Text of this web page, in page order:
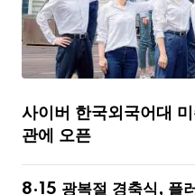
사이버 한국외국어대
관에 오픈
8·15 광복절 경축식, 플